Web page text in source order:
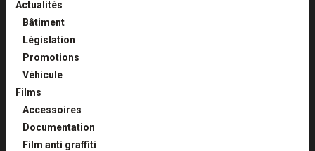
Actualités
Bâtiment
Législation
Promotions
Véhicule
Films
Accessoires
Documentation
Film anti graffiti